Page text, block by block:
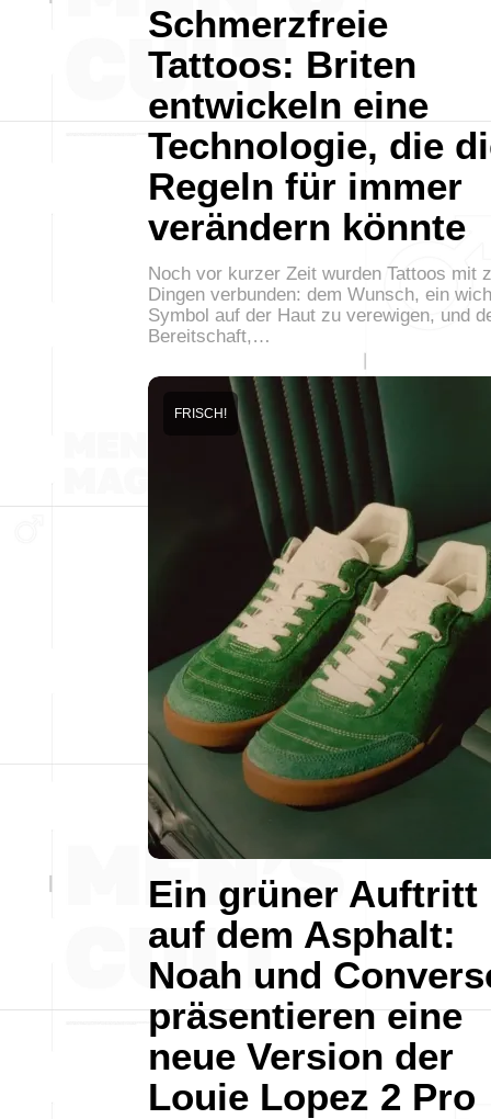
Schmerzfreie
Tattoos: Briten
entwickeln eine
Technologie, die
Regeln für immer
verändern könnte
Noch vor kurzer Zeit wurden Tattoos mit
Dingen verbunden: dem Wunsch, ein
Symbol auf der Haut zu verewigen, und
Bereitschaft,…
Ein grüner Auftritt
auf dem Asphalt:
Noah und
präsentieren eine
neue Version der
Louie Lopez 2 Pro
FRISCH!